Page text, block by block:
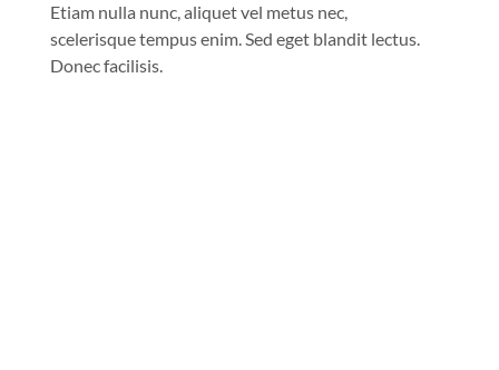
Etiam nulla nunc, aliquet vel metus nec,
scelerisque tempus enim. Sed eget blandit lectus.
Donec facilisis.